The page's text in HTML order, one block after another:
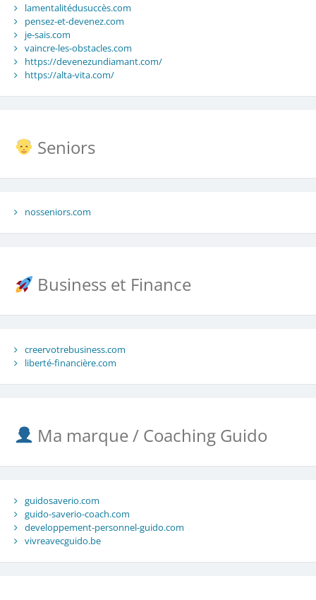
lamentalitédusuccès.com
pensez-et-devenez.com
je-sais.com
vaincre-les-obstacles.com
https://devenezundiamant.com/
https://alta-vita.com/
Seniors
nosseniors.com
Business et Finance
creervotrebusiness.com
liberté-financière.com
Ma marque / Coaching Guido
guidosaverio.com
guido-saverio-coach.com
developpement-personnel-guido.com
vivreavecguido.be